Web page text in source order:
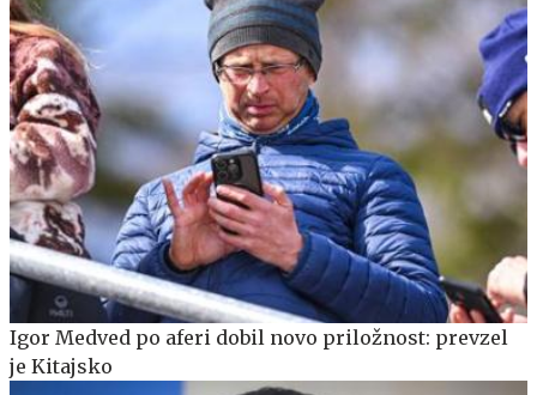
Igor Medved po aferi dobil novo priložnost: prevzel
je Kitajsko